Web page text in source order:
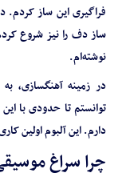
فراگیری این ساز
ساز دف را نیز شروع
نوشته‌ام.
در زمینه آهنگسازی،
توانستم تا حدودی با
دارم. این آلبوم اولین
چرا سراغ